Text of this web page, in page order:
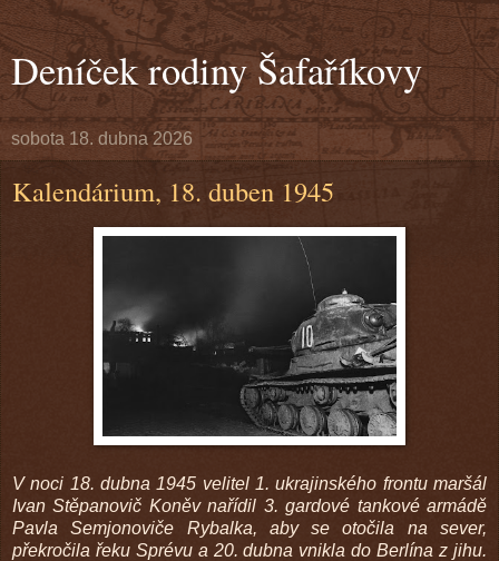
Deníček rodiny Šafaříkovy
sobota 18. dubna 2026
Kalendárium, 18. duben 1945
V noci 18. dubna 1945 velitel 1. ukrajinského frontu maršál
Ivan Stěpanovič Koněv nařídil 3. gardové tankové armádě
Pavla Semjonoviče Rybalka, aby se otočila na sever,
překročila řeku Sprévu a 20. dubna vnikla do Berlína z jihu.